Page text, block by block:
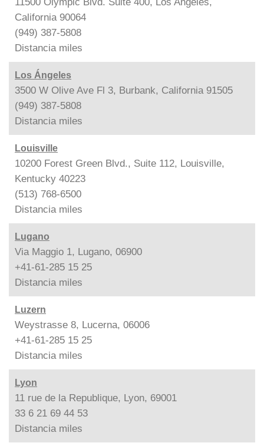
California 90064
(949) 387-5808
Distancia miles
Los Ángeles
3500 W Olive Ave Fl 3, Burbank, California 91505
(949) 387-5808
Distancia miles
Louisville
10200 Forest Green Blvd., Suite 112, Louisville,
Kentucky 40223
(513) 768-6500
Distancia miles
Lugano
Via Maggio 1, Lugano, 06900
+41-61-285 15 25
Distancia miles
Luzern
Weystrasse 8, Lucerna, 06006
+41-61-285 15 25
Distancia miles
Lyon
11 rue de la Republique, Lyon, 69001
33 6 21 69 44 53
Distancia miles